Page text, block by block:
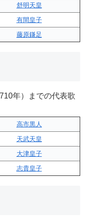
舒明天皇
有間皇子
藤原鎌足
年）までの代表歌
高市黒人
天武天皇
大津皇子
志貴皇子